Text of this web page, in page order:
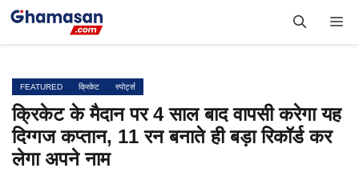
Skip
FEATURED क्रिकेट स्पोर्ट्स
क्रिकेट के मैदान पर 4 साल बाद वापसी करेगा यह
दिग्गज कप्तान, 11 रन बनाते ही बड़ा रिकॉर्ड कर
लेगा अपने नाम